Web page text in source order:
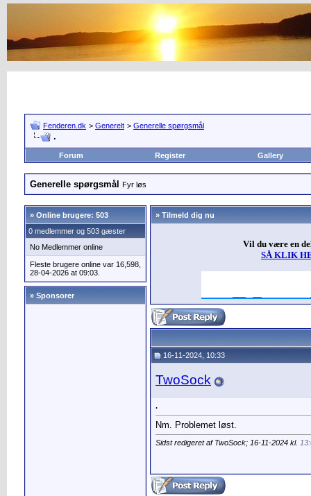
Fenderen.dk > Generelt > Generelle spørgsmål
.
Forum Register Gallery
Generelle spørgsmål Fyr løs
» Online brugere: 503
0 medlemmer og 503 gæster
No Medlemmer online
Fleste brugere online var 16,598,
28-04-2026 at 09:03.
» Sponsorer
» Tilmeld dig nu
Vil du være en
SÅ KLIK
16-11-2024, 10:33
TwoSock
.
Nm. Problemet løst.
Sidst redigeret af TwoSock; 16-11-2024 kl.